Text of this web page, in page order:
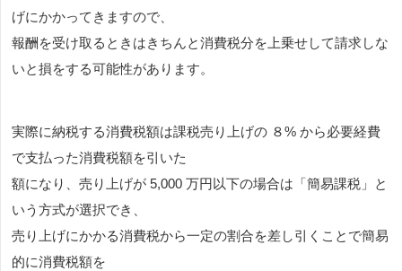
げにかかってきますので、
報酬を受け取るときはきちんと消費税分を上乗せして請求しな
いと損をする可能性があります。
実際に納税する消費税額は課税売り上げの ８% から必要経費
で支払った消費税額を引いた
額になり、売り上げが 5,000 万円以下の場合は「簡易課税」と
いう方式が選択でき、
売り上げにかかる消費税から一定の割合を差し引くことで簡易
的に消費税額を